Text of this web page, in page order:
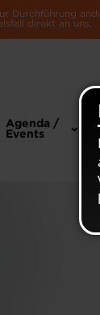
Durchführung
direkt an uns.
Agenda /
Events